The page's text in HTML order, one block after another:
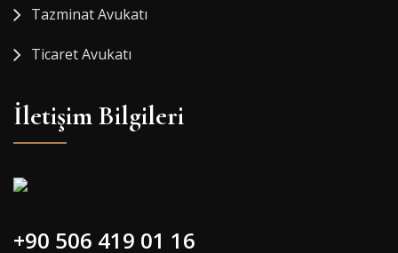
Tazminat Avukatı
Ticaret Avukatı
İletişim Bilgileri
+90 506 419 01 16